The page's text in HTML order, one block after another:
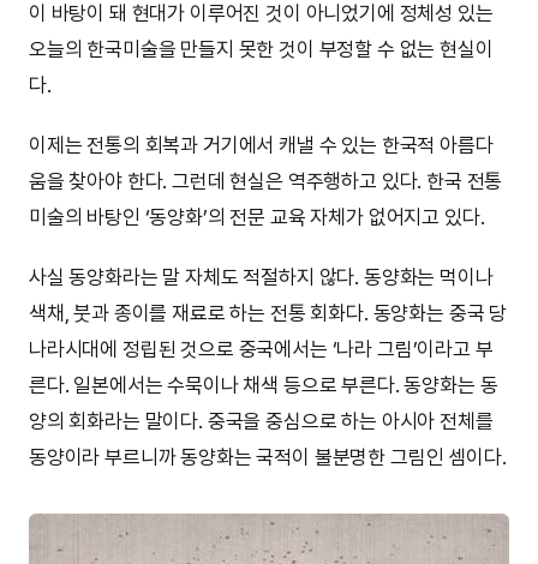
이 바탕이 돼 현대가 이루어진 것이 아니었기에 정체성 있는
오늘의 한국미술을 만들지 못한 것이 부정할 수 없는 현실이
다.
이제는 전통의 회복과 거기에서 캐낼 수 있는 한국적 아름다
움을 찾아야 한다. 그런데 현실은 역주행하고 있다. 한국 전통
미술의 바탕인 ‘동양화’의 전문 교육 자체가 없어지고 있다.
사실 동양화라는 말 자체도 적절하지 않다. 동양화는 먹이나
색채, 붓과 종이를 재료로 하는 전통 회화다. 동양화는 중국 당
나라시대에 정립된 것으로 중국에서는 ‘나라 그림’이라고 부
른다. 일본에서는 수묵이나 채색 등으로 부른다. 동양화는 동
양의 회화라는 말이다. 중국을 중심으로 하는 아시아 전체를
동양이라 부르니까 동양화는 국적이 불분명한 그림인 셈이다.